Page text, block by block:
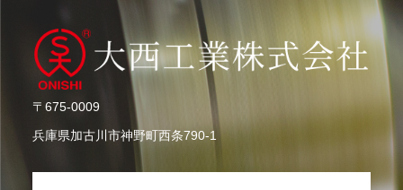
〒675-0009
兵庫県加古川市神野町⻄条790-1